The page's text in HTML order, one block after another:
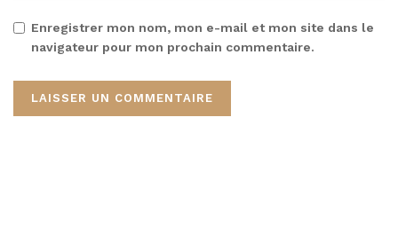
Enregistrer mon nom, mon e-mail et mon site dans le
navigateur pour mon prochain commentaire.